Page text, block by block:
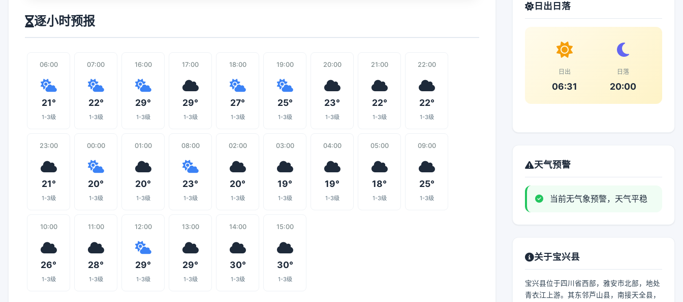
逐小时预报
06:00
21°
1-3级
07:00
22°
1-3级
16:00
29°
1-3级
17:00
29°
1-3级
18:00
27°
1-3级
19:00
25°
1-3级
20:00
23°
1-3级
21:00
22°
1-3级
22:00
22°
1-3级
23:00
21°
1-3级
00:00
20°
1-3级
01:00
20°
1-3级
08:00
23°
1-3级
02:00
20°
1-3级
03:00
19°
1-3级
04:00
19°
1-3级
05:00
18°
1-3级
09:00
25°
1-3级
10:00
26°
1-3级
11:00
28°
1-3级
12:00
29°
1-3级
13:00
29°
1-3级
14:00
30°
1-3级
15:00
30°
1-3级
日出日落
日出
06:31
日落
20:00
天气预警
当前无气象预警，天气平稳
关于宝兴县
宝兴县位于四川省西部，雅安市北部，地处
青衣江上游。其东邻芦山县，南接天全县，